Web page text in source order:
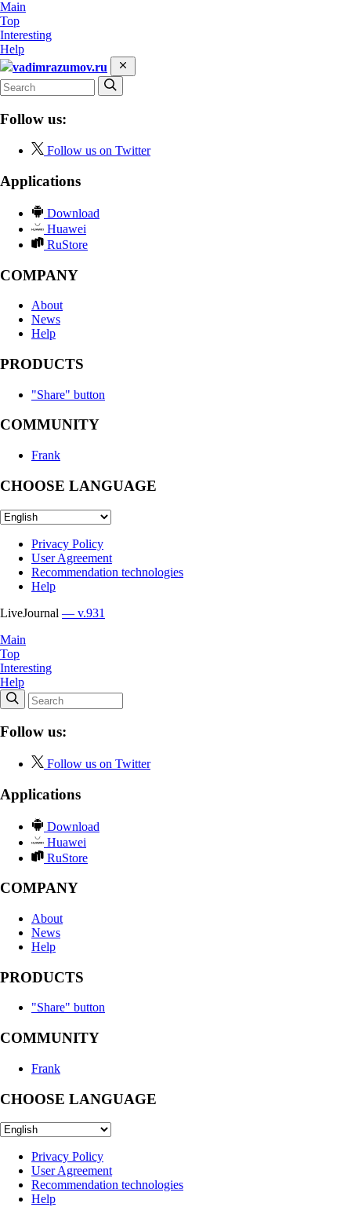
Main
Top
Interesting
Help
vadimrazumov.ru
Follow us:
Follow us on Twitter
Applications
Download
Huawei
RuStore
COMPANY
About
News
Help
PRODUCTS
"Share" button
COMMUNITY
Frank
CHOOSE LANGUAGE
Privacy Policy
User Agreement
Recommendation technologies
Help
LiveJournal — v.931
Main
Top
Interesting
Help
Follow us:
Follow us on Twitter
Applications
Download
Huawei
RuStore
COMPANY
About
News
Help
PRODUCTS
"Share" button
COMMUNITY
Frank
CHOOSE LANGUAGE
Privacy Policy
User Agreement
Recommendation technologies
Help